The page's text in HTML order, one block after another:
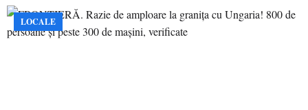
LOCALE